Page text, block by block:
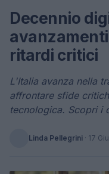
Decennio
ritardi critici
L'Italia avanza nella
affrontare sfide
tecnologica. Scopri i
Linda Pellegrini · 17